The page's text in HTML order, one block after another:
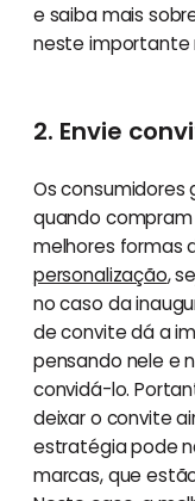
e saiba mais
neste importante
2. Envie
Os consumidores
quando compram
melhores formas
personalização,
no caso da
de convite dá a
pensando nele e
convidá-lo.
deixar o convite
estratégia pode
marcas, que